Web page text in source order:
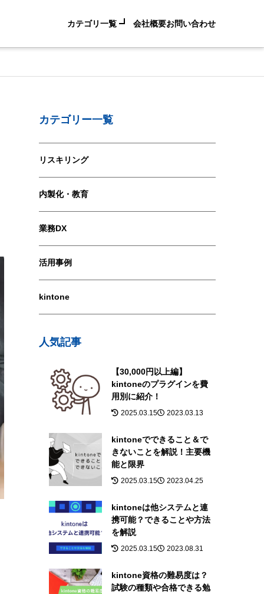
カテゴリ一覧 会社概要お問い合わせ
カテゴリー一覧
リスキリング
内製化・教育
業務DX
活用事例
kintone
人気記事
【30,000円以上編】
kintoneのプラグインを費
用別に紹介！
2025.03.15 2023.03.13
kintoneでできること＆で
きないことを解説！主要機
能と限界
2025.03.15 2023.04.25
kintoneは他システムと連
携可能？できることや方法
を解説
2025.03.15 2023.08.31
kintone資格の難易度は？
試験の種類や合格できる勉